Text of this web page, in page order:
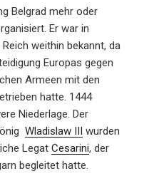
Belgrad mehr oder
Er war in
weithin bekannt, da
Europas gegen
Armeen mit den
hatte. 1444
Niederlage. Der
Wladislaw III
wurden
Legat Cesarini, der
begleitet hatte.